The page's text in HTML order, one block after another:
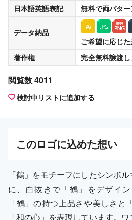
日本語英語表記
無料で両パタ
データ納品
ご希望に応じ
著作権
完全無料譲渡
閲覧数 4011
検討中リストに追加する
このロゴに込めた想い
「鶴」をモチーフにしたシンボ
に、白抜きで「鶴」をデザイン
「鶴」の持つ上品さや美しさと
「和の心」を表現しています。